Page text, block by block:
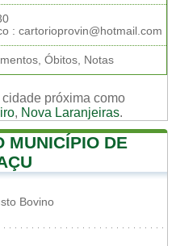
: cartorioprovin@hotmail.com
Óbitos, Notas
próxima como
, Nova Laranjeiras.
MUNICÍPIO DE
Bovino